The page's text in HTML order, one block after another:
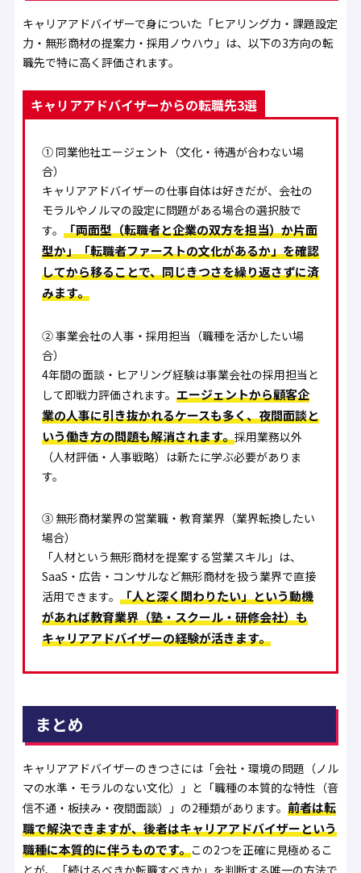
キャリアアドバイザーで身についた「ヒアリング力・課題設定
力・無形商材の提案力・採用ノウハウ」は、以下の3方向の転
職先で特に高く評価されます。
キャリアアドバイザーからの転職先3選
① 同業他社エージェント（文化・待遇が合わない場
合）
キャリアアドバイザーの仕事自体は好きだが、会社の
モラルやノルマの設定に問題がある場合の選択肢で
す。 「両面型（転職者と企業の双方を担当）か片面
型か」「転職者ファーストの文化があるか」を確認
してから移ることで、同じきつさを繰り返さずに済
みます。
②事業会社の人事・採用担当（職種を活かしたい場
合）
4年間の面談・ヒアリング経験は事業会社の採用担当と
して即戦力評価されます。 エージェントから顧客企
業の人事に引き抜かれるケースも多く、夜間面談と
いう働き方の問題も解消されます。採用業務以外
（人材評価・人事戦略）は新たに学ぶ必要がありま
す。
③ 無形商材業界の営業職・教育業界（業界転換したい
場合）
「人材という無形商材を提案する営業スキル」は、
SaaS・広告・コンサルなど無形商材を扱う業界で直接
活用できます。 「人と深く関わりたい」という動機
があれば教育業界（塾・スクール・研修会社）も
キャリアアドバイザーの経験が活きます。
まとめ
キャリアアドバイザーのきつさには「会社・環境の問題（ノル
マの水準・モラルのない文化）」と「職種の本質的な特性（音
信不通・板挟み・夜間面談）」の2種類があります。 前者は転
職で解決できますが、後者はキャリアアドバイザーという
職種に本質的に伴うものです。この2つを正確に見極めるこ
とが、「続けるべきか転職すべきか」を判断する唯一の方法で